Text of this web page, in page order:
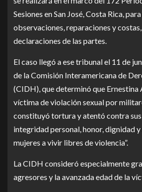
Sesiones en San José, Costa Rica,
observaciones, reparaciones y
declaraciones de las partes.
El caso llegó a ese tribunal el 11 de
de la Comisión Interamericana de
(CIDH), que determinó que Ernestina
víctima de violación sexual por
constituyó tortura y atentó contra sus
integridad personal, honor, dignidad y
mujeres a vivir libres de violencia”.
La CIDH consideró especialmente
agresores y la avanzada edad de la